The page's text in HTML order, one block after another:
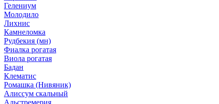
Гелениум
Молодило
Лихнис
Камнеломка
Рудбекия (мн)
Фиалка рогатая
Виола рогатая
Бадан
Клематис
Ромашка (Нивяник)
Алиссум скальный
Альстремерия